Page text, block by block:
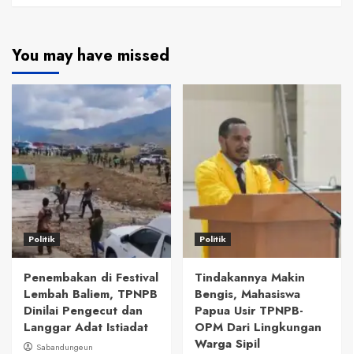
You may have missed
Politik
Penembakan di Festival
Lembah Baliem, TPNPB
Dinilai Pengecut dan
Langgar Adat Istiadat
Sabandungeun
Politik
Tindakannya Makin
Bengis, Mahasiswa
Papua Usir TPNPB-
OPM Dari Lingkungan
Warga Sipil